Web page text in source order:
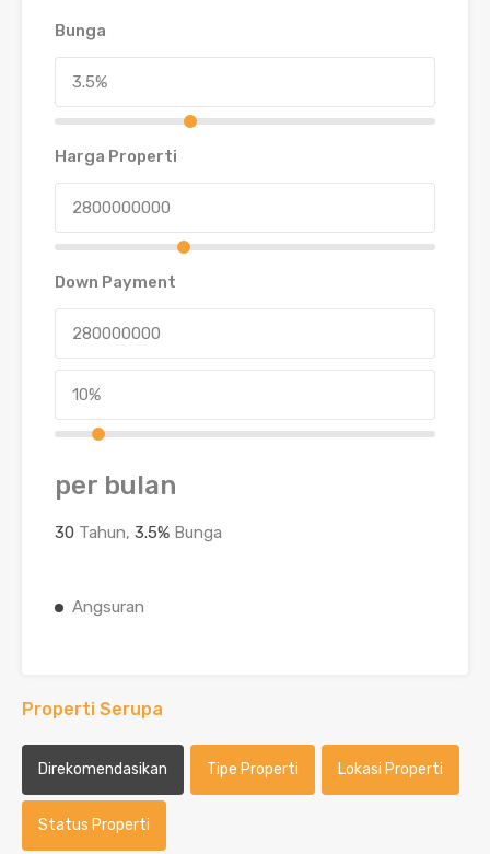
Bunga
Harga Properti
Down Payment
per bulan
30 Tahun, 3.5% Bunga
Angsuran
Properti Serupa
Direkomendasikan Tipe Properti Lokasi Properti
Status Properti